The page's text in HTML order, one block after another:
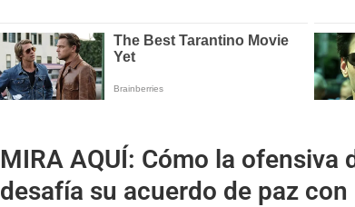
MIRA AQUÍ: Cómo la ofensiva
desafía su acuerdo de paz